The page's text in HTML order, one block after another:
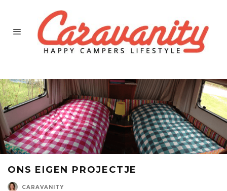
ONS EIGEN PROJECTJE
CARAVANITY